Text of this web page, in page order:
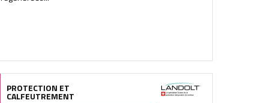
PROTECTION ET
CALFEUTREMENT